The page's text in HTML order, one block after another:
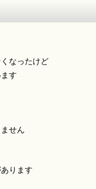
なったけど
す
せん
ります